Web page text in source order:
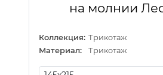
на молнии
Коллекция: Трикотаж
Материал:
Трикотаж